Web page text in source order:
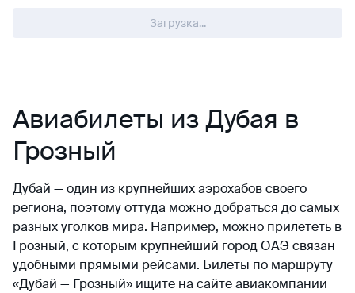
Загрузка...
Авиабилеты из Дубая в
Грозный
Дубай — один из крупнейших аэрохабов своего
региона, поэтому оттуда можно добраться до самых
разных уголков мира. Например, можно прилететь в
Грозный, с которым крупнейший город ОАЭ связан
удобными прямыми рейсами. Билеты по маршруту
«Дубай — Грозный» ищите на сайте авиакомпании